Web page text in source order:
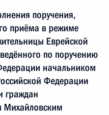
поручения,
приёма в режиме
Еврейской
по поручению
начальником
Федерации
граждан
Михайловским